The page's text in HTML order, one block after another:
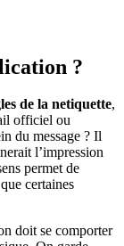
?
de la netiquette,
officiel ou
du message ? Il
l’impression
permet de
certaines
doit se comporter